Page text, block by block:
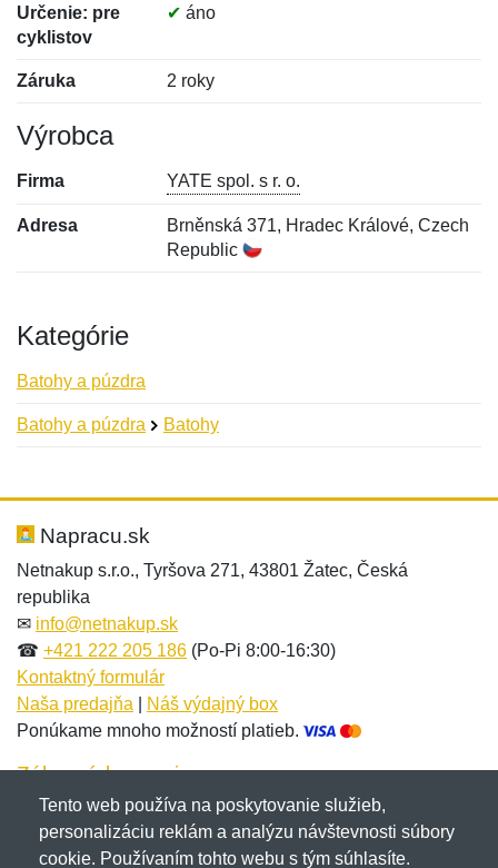
Určenie: pre
cyklistov
✔ áno
Záruka 2 roky
Výrobca
Firma YATE spol. s r. o.
Adresa
Brněnská 371, Hradec Králové, Czech
Republic
Kategórie
Batohy a púzdra
Batohy a púzdra Batohy
Hodnotenie:
Meno:*
E-mail:
Správa*
Meno:
E-mail:*
Správa*
Napracu.sk
Netnakup s.r.o., Tyršova 271, 43801 Žatec, Česká
republika
✉ info@netnakup.sk
☎ +421 222 205 186 (Po-Pi 8:00-16:30)
Kontaktný formulár
Naša predajňa
Náš výdajný box
Ponúkame mnoho možností platieb.
Zákaznícky servis
Novinky emailom
Tento web používa na poskytovanie služieb,
personalizáciu reklám a analýzu návštevnosti súbory
cookie. Používaním tohto webu s tým súhlasíte.